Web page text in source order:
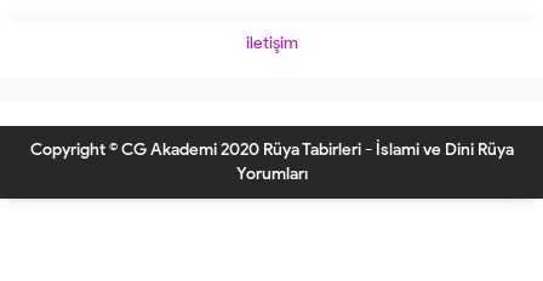
iletişim
Copyright © CG Akademi 2020 Rüya Tabirleri - İslami ve Dini Rüya
Yorumları